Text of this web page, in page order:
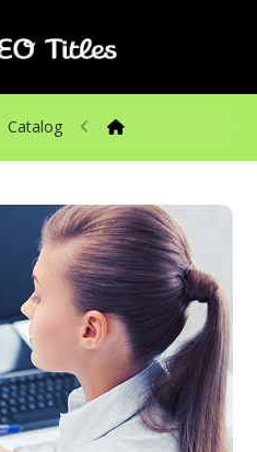
Catalog